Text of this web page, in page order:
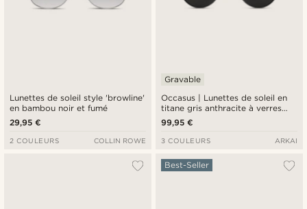
Lunettes de soleil style 'browline'
en bambou noir et fumé
29,95 €
2 COULEURS COLLIN ROWE
Occasus | Lunettes de soleil en
titane gris anthracite à verres
ronds polarisés
Gravable
99,95 €
3 COULEURS ARKAI
Best-Seller